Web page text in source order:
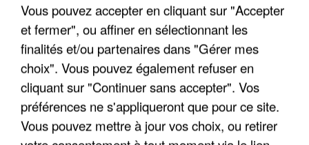
DE FAUNE SAUVAGE SONT...
Vous pouvez accepter en cliquant sur "Accepter
et fermer", ou affiner en sélectionnant les
finalités et/ou partenaires dans "Gérer mes
choix". Vous pouvez également refuser en
cliquant sur "Continuer sans accepter". Vos
préférences ne s'appliqueront que pour ce site.
Vous pouvez mettre à jour vos choix, ou retirer